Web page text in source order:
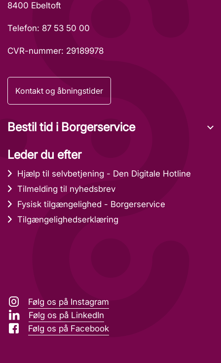
8400 Ebeltoft
Telefon: 87 53 50 00
CVR-nummer: 29189978
Kontakt og åbningstider
Bestil tid i Borgerservice
Leder du efter
Hjælp til selvbetjening - Den Digitale Hotline
Tilmelding til nyhedsbrev
Fysisk tilgængelighed - Borgerservice
Tilgængelighedserklæring
Følg os på Instagram
Følg os på LinkedIn
Følg os på Facebook